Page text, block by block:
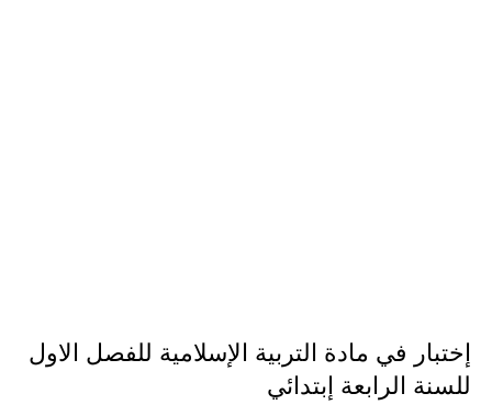
إختبار في مادة التربية الإسلامية للفصل الاول
للسنة الرابعة إبتدائي